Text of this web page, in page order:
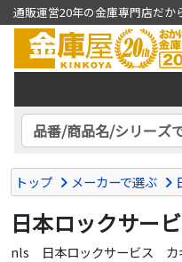
通販運営20年の金庫専門店だか
トップ メーカーで選ぶ
日本ロックサー
nls 日本ロックサービス カ